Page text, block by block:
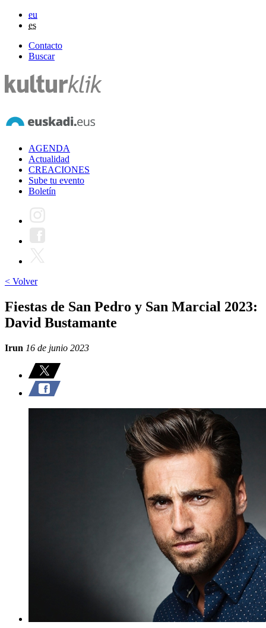
eu
es
Contacto
Buscar
AGENDA
Actualidad
CREACIONES
Sube tu evento
Boletín
< Volver
Fiestas de San Pedro y San Marcial 2023:
David Bustamante
Irun 16 de junio 2023